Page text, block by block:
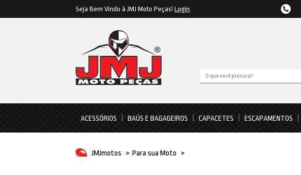
Seja Bem Vindo à JMJ Moto Peças! Login
ACESSÓRIOS BAÚS E BAGAGEIROS CAPACETES ESCAPAMENTOS
JMJmotos > Para sua Moto >